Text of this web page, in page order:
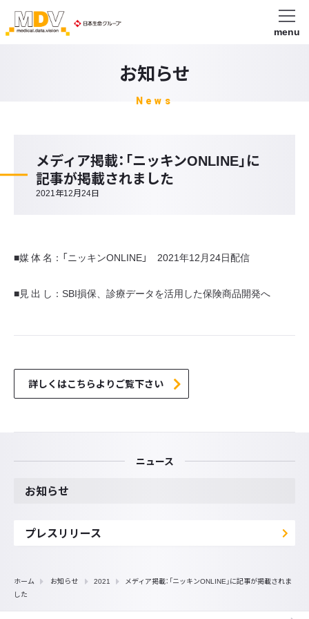
menu
お知らせ
News
メディア掲載：「ニッキンONLINE」に
記事が掲載されました
2021年12月24日
■媒 体 名：「ニッキンONLINE」 2021年12月24日配信
■見 出 し：SBI損保、診療データを活用した保険商品開発へ
詳しくはこちらよりご覧下さい
ニュース
お知らせ
プレスリリース
ホーム お知らせ 2021
メディア掲載：「ニッキンONLINE」に記事が掲載されま
した